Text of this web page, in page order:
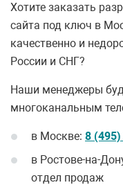
Хотите заказать
сайта под ключ в
качественно и
России и СНГ?
Наши менеджеры
многоканальным
в Москве: 8
в Ростове-на-
отдел продаж